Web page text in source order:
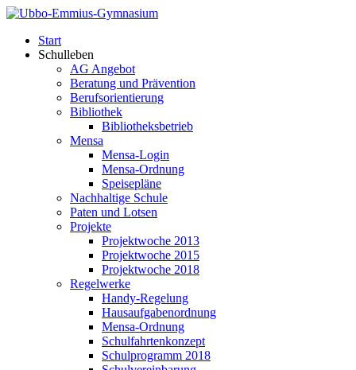
Start
Schulleben
AG Angebot
Beratung und Prävention
Berufsorientierung
Bibliothek
Bibliotheksbetrieb
Mensa
Mensa-Login
Mensa-Ordnung
Speisepläne
Nachhaltige Schule
Paten und Lotsen
Projekte
Projektwoche 2013
Projektwoche 2015
Projektwoche 2018
Regelwerke
Handy-Regelung
Hausaufgabenordnung
Mensa-Ordnung
Schulfahrtenkonzept
Schulprogramm 2018